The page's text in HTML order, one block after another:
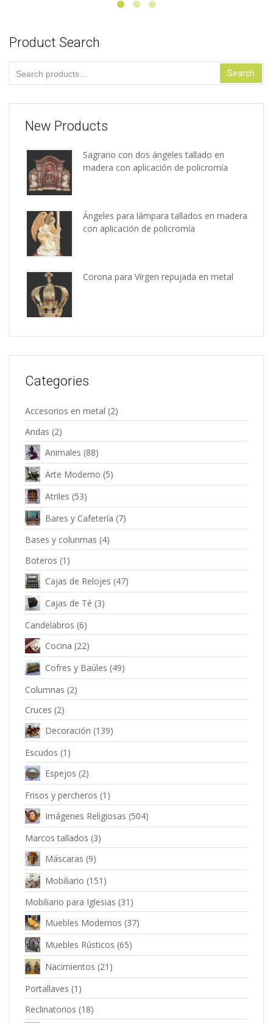
Product Search
for:
Search
New Products
Sagrario con dos ángeles tallado en
madera con aplicación de policromía
Ángeles para lámpara tallados en madera
con aplicación de policromía
Corona para Vírgen repujada en metal
Categories
Accesorios en metal (2)
Andas (2)
Animales (88)
Arte Moderno (5)
Atriles (53)
Bares y Cafetería (7)
Bases y colunmas (4)
Boteros (1)
Cajas de Relojes (47)
Cajas de Té (3)
Candelabros (6)
Cocina (22)
Cofres y Baúles (49)
Columnas (2)
Cruces (2)
Decoración (139)
Escudos (1)
Espejos (2)
Frisos y percheros (1)
Imágenes Religiosas (504)
Marcos tallados (3)
Máscaras (9)
Mobiliario (151)
Mobiliario para Iglesias (31)
Muebles Modernos (37)
Muebles Rústicos (65)
Nacimientos (21)
Portallaves (1)
Reclinatorios (18)